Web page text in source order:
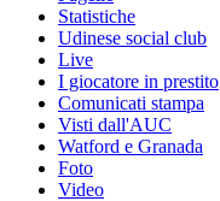
Statistiche
Udinese social club
Live
I giocatore in prestito
Comunicati stampa
Visti dall'AUC
Watford e Granada
Foto
Video